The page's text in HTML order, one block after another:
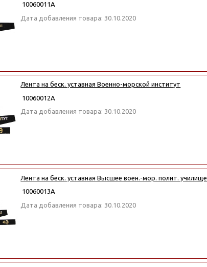
10060011А
Дата добавления товара: 30.10.2020
Лента на беск. уставная Военно-морской институт
10060012А
Дата добавления товара: 30.10.2020
Лента на беск. уставная Высшее воен.-мор. полит. училище
10060013А
Дата добавления товара: 30.10.2020